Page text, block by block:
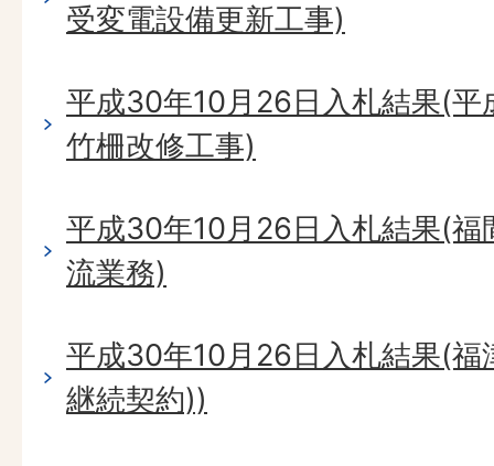
受変電設備更新工事)
平成30年10月26日入札結果(
竹柵改修工事)
平成30年10月26日入札結果(福
流業務)
平成30年10月26日入札結果(福
継続契約))